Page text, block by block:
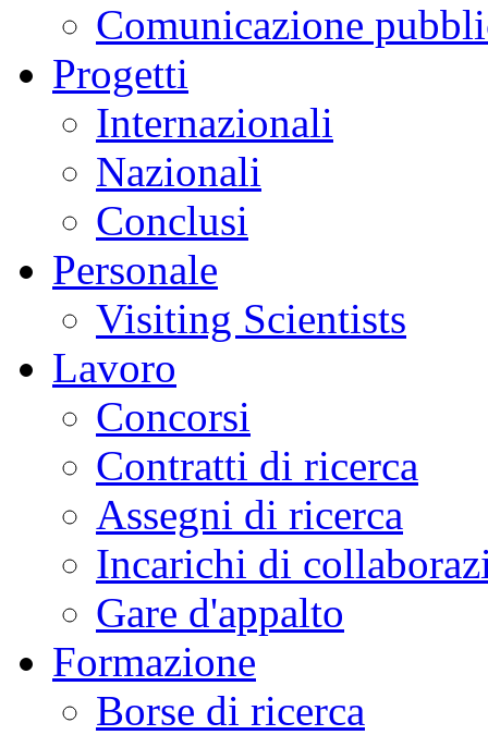
Comunicazione
Progetti
Internazionali
Nazionali
Conclusi
Personale
Visiting Scientists
Lavoro
Concorsi
Contratti di ricerca
Assegni di ricerca
Incarichi di
Gare d'appalto
Formazione
Borse di ricerca